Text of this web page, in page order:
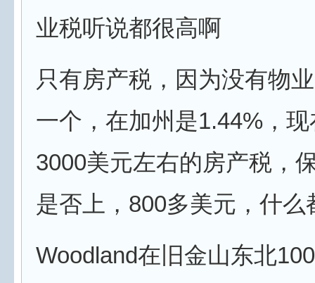
业税听说都很高啊
只有房产税，因为没有物
一个，在加州是1.44%，
3000美元左右的房产税，
是否上，800多美元，什么
Woodland在旧金山东北